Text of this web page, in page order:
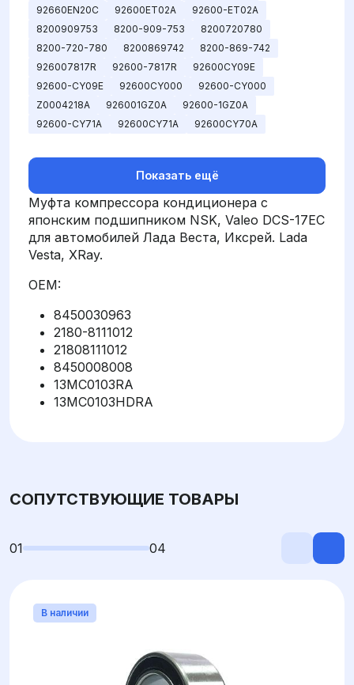
92660EN20C 92600ET02A
92600-ET02A
8200909753
8200-909-753
8200720780
8200-720-780
8200869742
8200-869-742
926007817R
92600-7817R
92600CY09E
92600-CY09E
92600CY000
92600-CY000
Z0004218A
926001GZ0A
92600-1GZ0A
92600-CY71A
92600CY71A 92600CY70A
Показать ещё
Муфта компрессора кондиционера с
японским подшипником NSK, Valeo DCS-17EC
для автомобилей Лада Веста, Иксрей. Lada
Vesta, XRay.
OEM:
8450030963
2180-8111012
21808111012
8450008008
13MC0103RA
13MC0103HDRA
СОПУТСТВУЮЩИЕ ТОВАРЫ
01 04
В наличии